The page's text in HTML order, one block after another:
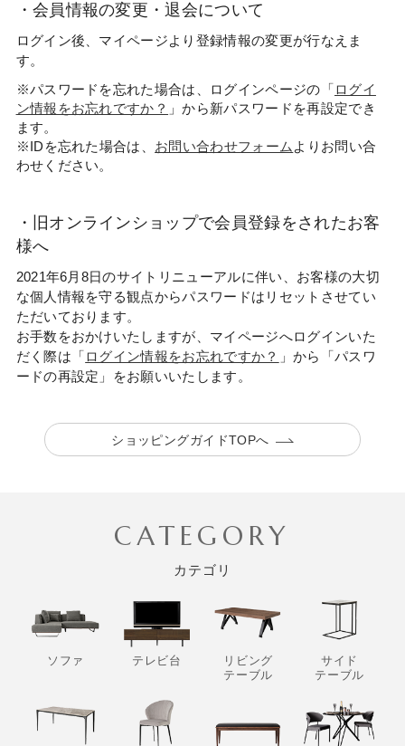
・会員情報の変更・退会について
ログイン後、マイページより登録情報の変更が行なえま
す。
※パスワードを忘れた場合は、ログインページの「ログイ
ン情報をお忘れですか？ 」から新パスワードを再設定でき
ます。
※IDを忘れた場合は、 お問い合わせフォーム よりお問い合
わせください。
・旧オンラインショップで会員登録をされたお客
様へ
2021年6月8日のサイトリニューアルに伴い、お客様の大切
な個人情報を守る観点からパスワードはリセットさせてい
ただいております。
お手数をおかけいたしますが、マイページへログインいた
だく際は「ログイン情報をお忘れですか？ 」から「パスワ
ードの再設定」をお願いいたします。
ショッピングガイドTOPへ
CATEGORY
カテゴリ
ソファ テレビ台
リビング
テーブル
サイド
テーブル